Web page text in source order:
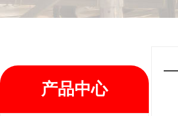
产品中心